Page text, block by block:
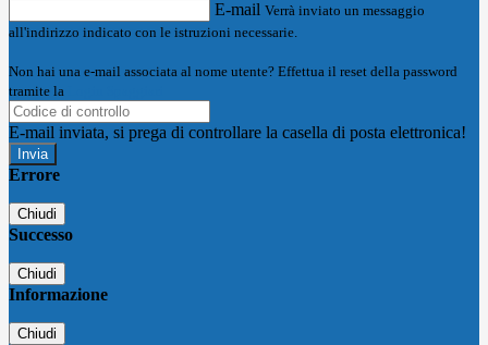
E-mail Verrà inviato un messaggio
all'indirizzo indicato con le istruzioni necessarie.
Non hai una e-mail associata al nome utente? Effettua il reset della password
tramite la
E-mail inviata, si prega di controllare la casella di posta elettronica!
Errore
Chiudi
Successo
Chiudi
Informazione
Chiudi